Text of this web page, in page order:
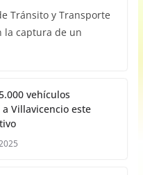
Tránsito y Transporte
la captura de un
vehículos
Villavicencio este